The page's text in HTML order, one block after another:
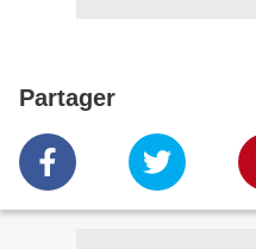
Partager